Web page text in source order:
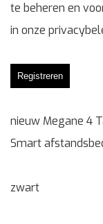
te beheren en
in onze
Registreren
nieuw Megane 4
Smart
zwart